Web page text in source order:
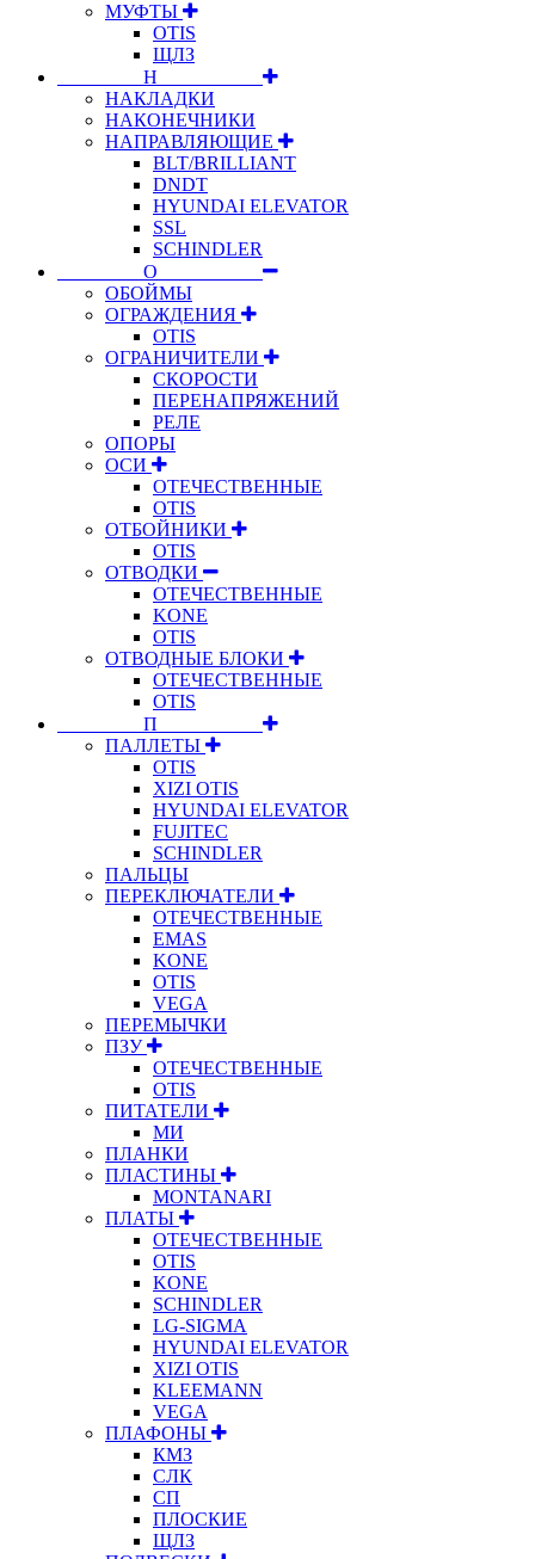
МУФТЫ
OTIS
ЩЛЗ
⠀⠀⠀⠀⠀⠀Н⠀⠀⠀⠀⠀⠀⠀
НАКЛАДКИ
НАКОНЕЧНИКИ
НАПРАВЛЯЮЩИЕ
BLT/BRILLIANT
DNDT
HYUNDAI ELEVATOR
SSL
SCHINDLER
⠀⠀⠀⠀⠀⠀О⠀⠀⠀⠀⠀⠀⠀
ОБОЙМЫ
ОГРАЖДЕНИЯ
OTIS
ОГРАНИЧИТЕЛИ
СКОРОСТИ
ПЕРЕНАПРЯЖЕНИЙ
РЕЛЕ
ОПОРЫ
ОСИ
ОТЕЧЕСТВЕННЫЕ
OTIS
ОТБОЙНИКИ
OTIS
ОТВОДКИ
ОТЕЧЕСТВЕННЫЕ
KONE
OTIS
ОТВОДНЫЕ БЛОКИ
ОТЕЧЕСТВЕННЫЕ
OTIS
⠀⠀⠀⠀⠀⠀П⠀⠀⠀⠀⠀⠀⠀
ПАЛЛЕТЫ
OTIS
XIZI OTIS
HYUNDAI ELEVATOR
FUJITEC
SCHINDLER
ПАЛЬЦЫ
ПЕРЕКЛЮЧАТЕЛИ
ОТЕЧЕСТВЕННЫЕ
EMAS
KONE
OTIS
VEGA
ПЕРЕМЫЧКИ
ПЗУ
ОТЕЧЕСТВЕННЫЕ
OTIS
ПИТАТЕЛИ
МИ
ПЛАНКИ
ПЛАСТИНЫ
MONTANARI
ПЛАТЫ
ОТЕЧЕСТВЕННЫЕ
OTIS
KONE
SCHINDLER
LG-SIGMA
HYUNDAI ELEVATOR
XIZI OTIS
KLEEMANN
VEGA
ПЛАФОНЫ
КМЗ
СЛК
СП
ПЛОСКИЕ
ЩЛЗ